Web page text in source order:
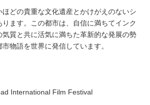
どの貴重な文化遺産とかけがえのないシ
ます。この都市は、自信に満ちてインク
気質と共に活気に満ちた革新的な発展の勢
物語を世界に発信しています。
International Film Festival